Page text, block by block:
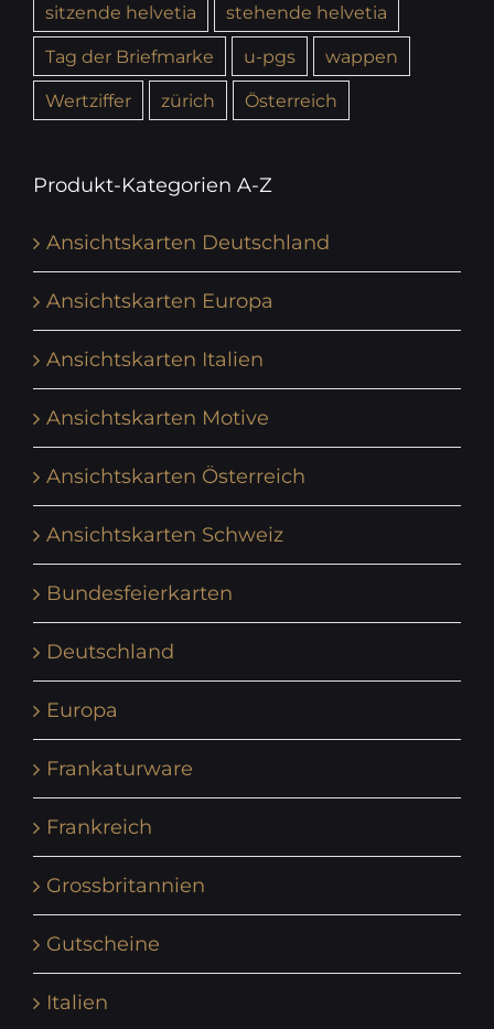
sitzende helvetia
stehende helvetia
Tag der Briefmarke
u-pgs
wappen
Wertziffer
zürich Österreich
Produkt-Kategorien A-Z
Ansichtskarten Deutschland
Ansichtskarten Europa
Ansichtskarten Italien
Ansichtskarten Motive
Ansichtskarten Österreich
Ansichtskarten Schweiz
Bundesfeierkarten
Deutschland
Europa
Frankaturware
Frankreich
Grossbritannien
Gutscheine
Italien